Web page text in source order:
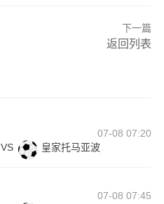
下一篇
返回列表
07-08 07:20
VS 皇家托马亚波
07-08 07:45